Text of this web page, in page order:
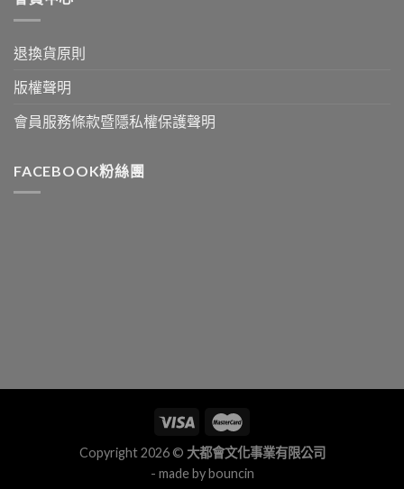
退換貨原則
版權聲明
會員服務條款暨隱私權保護聲明
FACEBOOK粉絲團
Copyright 2026 © 大都會文化事業有限公司
- made bybouncin